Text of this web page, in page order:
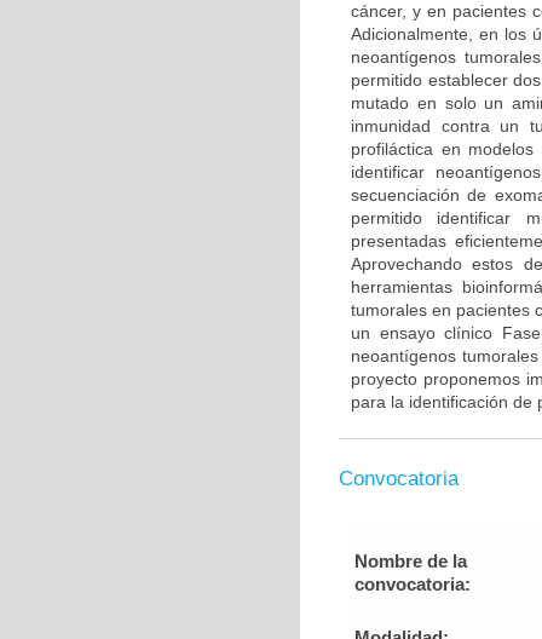
cáncer, y en pacientes
Adicionalmente, en los
neoantígenos
permitido establecer
mutado en solo un
inmunidad contra un
profiláctica en
identificar
secuenciación de
permitido identificar
presentadas
Aprovechando estos
herramientas
tumorales en pacientes
un ensayo clínico
neoantígenos
proyecto proponemos
para la identificación de
Convocatoria
Nombre de la
convocatoria: